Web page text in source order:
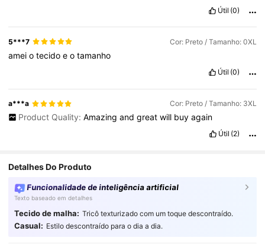
Útil (0)
5***7 Cor: Preto / Tamanho: 0XL
ameiotecidoeotamanho
Útil (0)
a***a Cor: Preto / Tamanho: 3XL
Product Quality: Amazing and great will buy again
Útil (2)
Detalhes Do Produto
Funcionalidade de inteligência artificial
Texto baseado em detalhes
Tecido de malha: Tricô texturizado com um toque descontraído.
Casual: Estilo descontraído para o dia a dia.
4,70 1.1K Seguidores